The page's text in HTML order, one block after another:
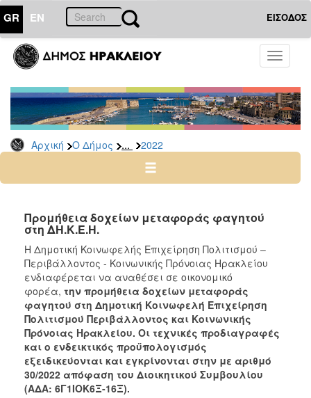
GR EN ΕΙΣΟΔΟΣ
Toggle
Αρχική Ο Δήμος ... 2022
ΔΗΜΟΣ
Διακηρύξεις
-
Δημοπρασίες
Αρχείο
2025
2023
2022
2021
2020
2019
2018
2017
2016
2015
Προμήθεια δοχείων μεταφοράς φαγητού
στη ΔΗ.Κ.Ε.Η.
H Δημοτική Κοινωφελής Επιχείρηση Πολιτισμού –
Περιβάλλοντος - Κοινωνικής Πρόνοιας Ηρακλείου
ενδιαφέρεται να αναθέσει σε οικονομικό
φορέα, την προμήθεια δοχείων μεταφοράς
φαγητού στη Δημοτική Κοινωφελή Επιχείρηση
Πολιτισμού Περιβάλλοντος και Κοινωνικής
Πρόνοιας Ηρακλείου. Οι τεχνικές προδιαγραφές
και ο ενδεικτικός προϋπολογισμός
εξειδικεύονται και εγκρίνονται στην με αριθμό
30/2022 απόφαση του Διοικητικού Συμβουλίου
(ΑΔΑ: 6Γ1ΙΟΚ6Ξ-16Ξ).